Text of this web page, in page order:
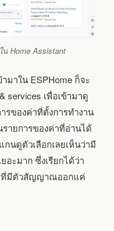
น Home Assistant
มาใน ESPHome ก็จะ
services เพื่อเข้ามาดู
รของค่าที่ตั้งการทำงาน
ายการของค่าที่อ่านได้
นดูตัวเลือกเลยเห็นว่ามี
ะมาก ซึ่งเรียกได้ว่า
ที่มีตัวสัญญาณออกแค่